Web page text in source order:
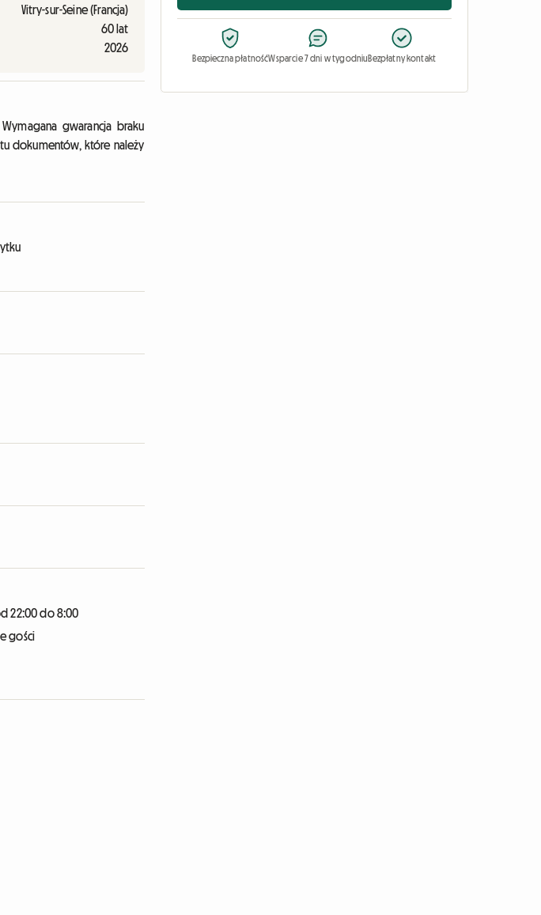
Vitry-sur-Seine (Francja)
60 lat
2026
gwarancja braku
dokumentów, które należy
22:00 do 8:00
gości
Bezpieczna płatnośćWsparcie 7 dni w tygodniuBezpłatny kontakt